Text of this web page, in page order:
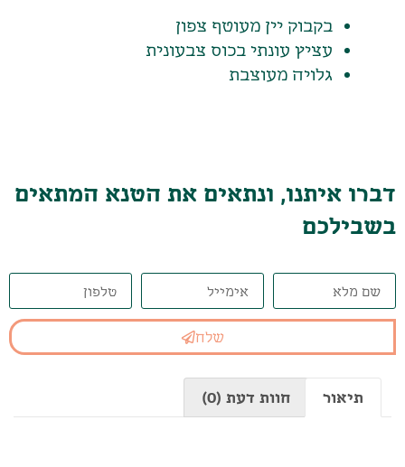
בקבוק יין מעוטף צפון
עציץ עונתי בכוס צבעונית
גלויה מעוצבת
דברו איתנו, ונתאים את הטנא המתאים
בשבילכם
שלח
תיאור חוות דעת (0)